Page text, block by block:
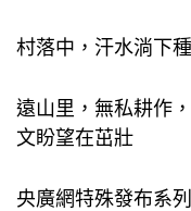
村落中，汗水淌下
遠山里，無私耕作
文盼望在茁壯
央廣網特殊發布系